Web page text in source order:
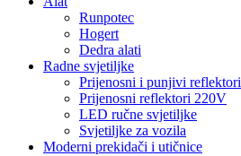
Runpotec
Hogert
Dedra alati
Radne svjetiljke
Prijenosni i punjivi reflektori
Prijenosni reflektori 220V
LED ručne svjetiljke
Svjetiljke za vozila
Moderni prekidači i utičnice